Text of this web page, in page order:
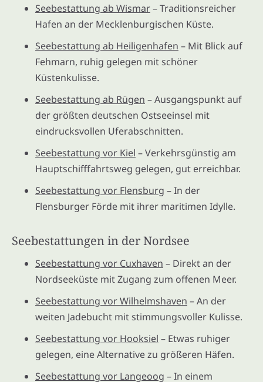
Seebestattung ab Wismar– Traditionsreicher
Hafen an der Mecklenburgischen Küste.
Seebestattung ab Heiligenhafen – Mit Blick auf
Fehmarn, ruhig gelegen mit schöner
Küstenkulisse.
Seebestattung ab Rügen – Ausgangspunkt auf
der größten deutschen Ostseeinsel mit
eindrucksvollen Uferabschnitten.
Seebestattung vor Kiel – Verkehrsgünstig am
Hauptschifffahrtsweg gelegen, gut erreichbar.
Seebestattung vor Flensburg – In der
Flensburger Förde mit ihrer maritimen Idylle.
Seebestattungen in der Nordsee
Seebestattung vor Cuxhaven – Direkt an der
Nordseeküste mit Zugang zum offenen Meer.
Seebestattung vor Wilhelmshaven – An der
weiten Jadebucht mit stimmungsvoller Kulisse.
Seebestattung vor Hooksiel – Etwas ruhiger
gelegen, eine Alternative zu größeren Häfen.
Seebestattung vor Langeoog – In einem